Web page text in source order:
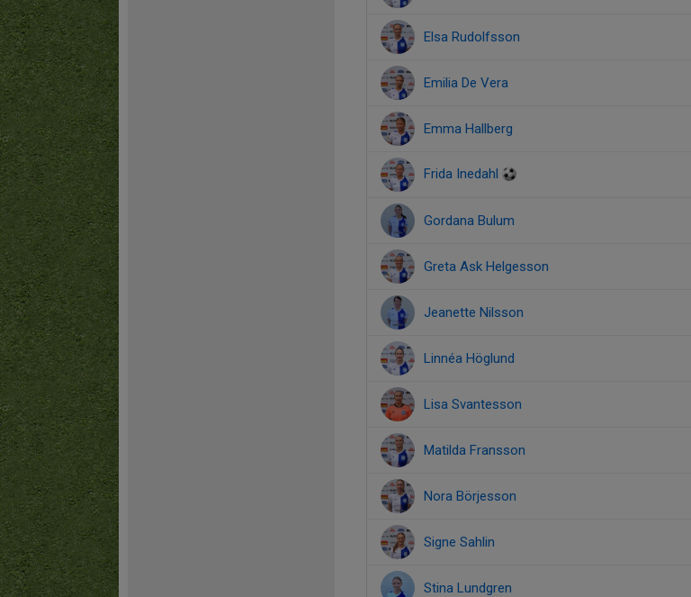
Elsa Rudolfsson
Emilia De Vera
Emma Hallberg
Frida Inedahl
Gordana Bulum
Greta Ask Helgesson
Jeanette Nilsson
Linnéa Höglund
Lisa Svantesson
Matilda Fransson
Nora Börjesson
Signe Sahlin
Stina Lundgren